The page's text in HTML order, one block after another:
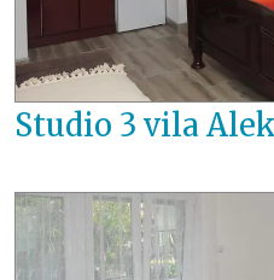
Studio 3 vila